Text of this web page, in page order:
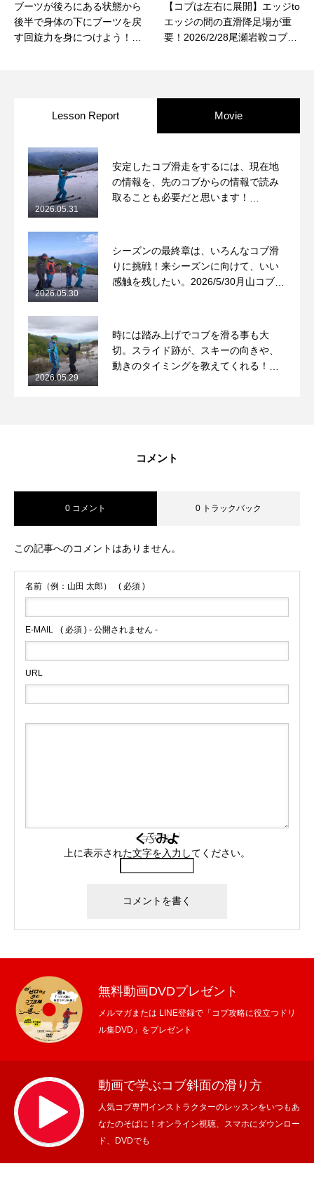
ブーツが後ろにある状態から
後半で身体の下にブーツを戻
す回旋力を身につけよう！
【コブは左右に展開】エッジto
エッジの間の直滑降足場が重
要！2026/2/28尾瀬岩鞍コブレ
Lesson Report Movie
安定したコブ滑走をするには、現在地
の情報を、先のコブからの情報で読み
取ることも必要だと思います！
2026.05.31
シーズンの最終章は、いろんなコブ滑
りに挑戦！来シーズンに向けて、いい
感触を残したい。2026/5/30月山コブレ
2026.05.30
時には踏み上げでコブを滑る事も大
切。スライド跡が、スキーの向きや、
動きのタイミングを教えてくれる！
2026.05.29
コメント
0 コメント 0 トラックバック
この記事へのコメントはありません。
名前（例：山田 太郎） ( 必須 )
E-MAIL ( 必須 ) - 公開されません -
URL
上に表示された文字を入力してください。
無料動画DVDプレゼント
メルマガまたは LINE登録で「コブ攻略に役立つドリ
ル集DVD」をプレゼント
動画で学ぶコブ斜面の滑り方
人気コブ専門インストラクターのレッスンをいつもあ
なたのそばに！オンライン視聴、スマホにダウンロー
ド、DVDでも